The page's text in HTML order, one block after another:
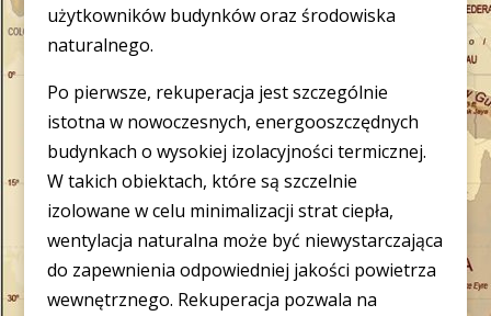
użytkowników budynków oraz środowiska
naturalnego.
Po pierwsze, rekuperacja jest szczególnie
istotna w nowoczesnych, energooszczędnych
budynkach o wysokiej izolacyjności termicznej.
W takich obiektach, które są szczelnie
izolowane w celu minimalizacji strat ciepła,
wentylacja naturalna może być niewystarczająca
do zapewnienia odpowiedniej jakości powietrza
wewnętrznego. Rekuperacja pozwala na